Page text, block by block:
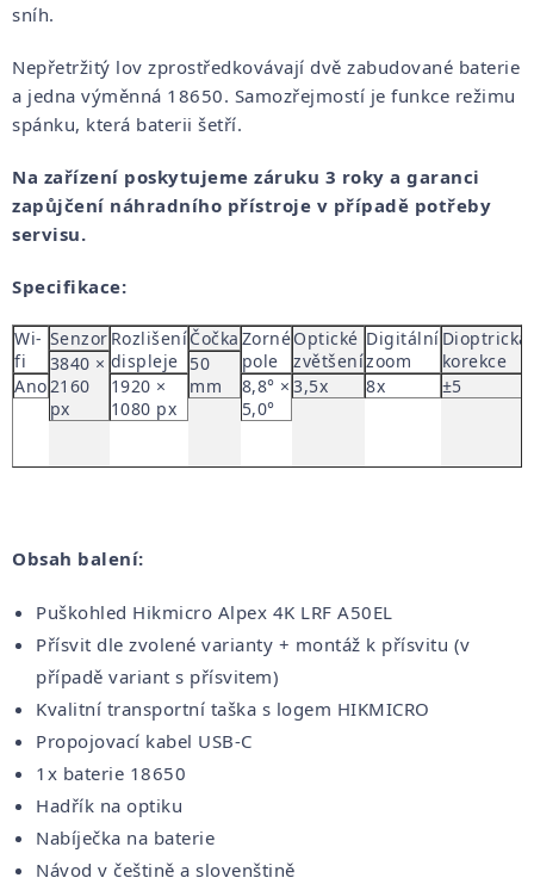
sníh.
Nepřetržitý lov zprostředkovávají dvě zabudované baterie
a jedna výměnná 18650. Samozřejmostí je funkce režimu
spánku, která baterii šetří.
Na zařízení poskytujeme záruku 3 roky a garanci
zapůjčení náhradního přístroje v případě potřeby
servisu.
Specifikace:
Wi-
fi
Ano
Senzor
3840 ×
2160
px
Rozlišení
displeje
1920 ×
1080 px
Čočka
50
mm
Zorné
pole
8,8° ×
5,0°
Optické
zvětšení
3,5x
Digitální
zoom
8x
Dioptrická
korekce
±5
Obsah balení:
Puškohled Hikmicro Alpex 4K LRF A50EL
Přísvit dle zvolené varianty + montáž k přísvitu (v
případě variant s přísvitem)
Kvalitní transportní taška s logem HIKMICRO
Propojovací kabel USB-C
1x baterie 18650
Hadřík na optiku
Nabíječka na baterie
Návod v češtině a slovenštině